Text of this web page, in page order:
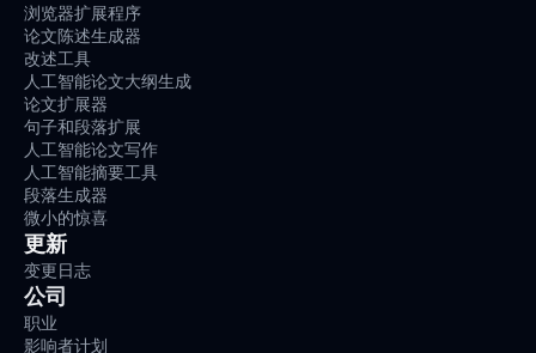
浏览器扩展程序
论文陈述生成器
改述工具
人工智能论文大纲生成
论文扩展器
句子和段落扩展
人工智能论文写作
人工智能摘要工具
段落生成器
微小的惊喜
更新
变更日志
公司
职业
影响者计划